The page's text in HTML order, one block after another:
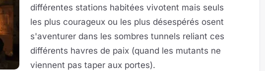
différentes stations habitées vivotent mais seuls
les plus courageux ou les plus désespérés osent
s'aventurer dans les sombres tunnels reliant ces
différents havres de paix (quand les mutants ne
viennent pas taper aux portes).